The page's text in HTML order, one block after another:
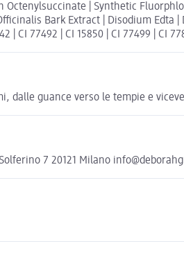
Octenylsuccinate | Synthetic
Bark Extract | Disodium Edta
| CI 77492 | CI 15850 | CI 77499 |
dalle guance verso le tempie e
Solferino 7 20121 Milano